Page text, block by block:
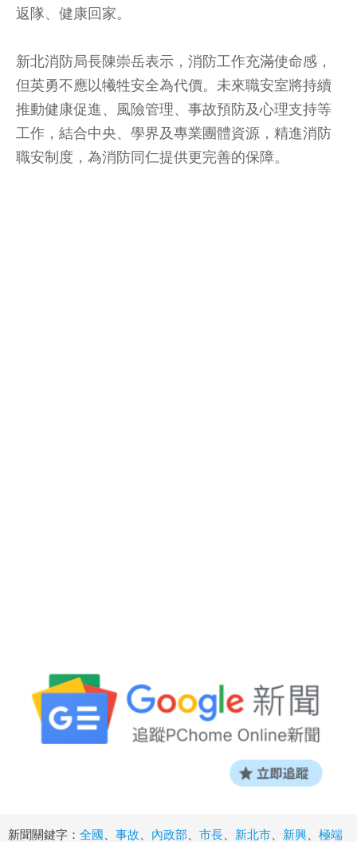
返隊、健康回家。
新北消防局長陳崇岳表示，消防工作充滿使命感，
但英勇不應以犧牲安全為代價。未來職安室將持續
推動健康促進、風險管理、事故預防及心理支持等
工作，結合中央、學界及專業團體資源，精進消防
職安制度，為消防同仁提供更完善的保障。
新聞關鍵字： 全國 事故 內政部 市長 新北市 新興
極端